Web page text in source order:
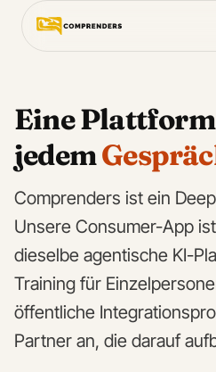
Eine
jedem
Comprenders ist ein
Unsere Consumer-App
dieselbe agentische KI-
Training für
öffentliche
Partner an, die darauf